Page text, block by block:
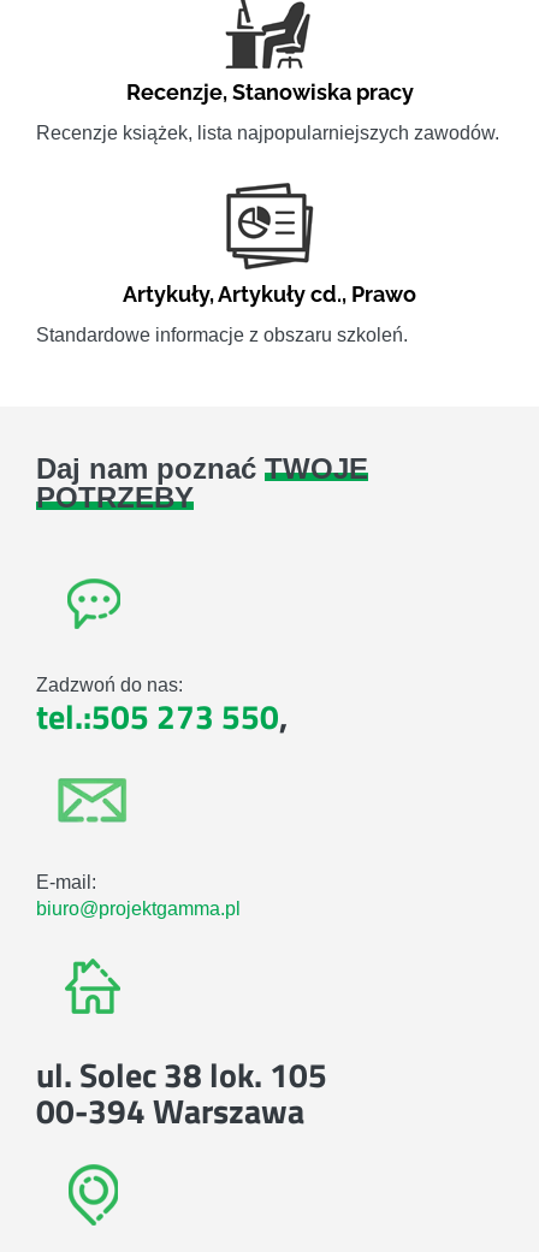
Recenzje,Stanowiska pracy
Recenzje książek, lista najpopularniejszych zawodów.
Artykuły,Artykuły cd., Prawo
Standardowe informacje z obszaru szkoleń.
Daj nam poznać TWOJE
POTRZEBY
Zadzwoń do nas:
tel.:505 273 550,
E-mail:
biuro@projektgamma.pl
ul. Solec 38 lok. 105
00-394 Warszawa